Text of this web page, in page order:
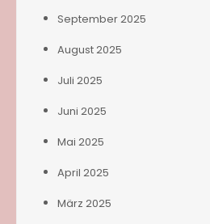
September 2025
August 2025
Juli 2025
Juni 2025
Mai 2025
April 2025
März 2025